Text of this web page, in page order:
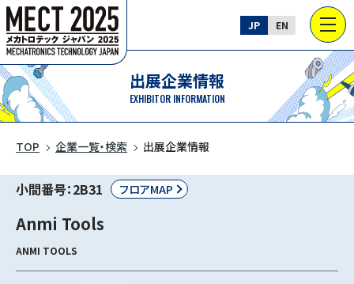
JP EN
出展企業情報
EXHIBITOR INFORMATION
TOP 企業一覧・検索 出展企業情報
小間番号：2B31 フロアMAP
Anmi Tools
ANMI TOOLS